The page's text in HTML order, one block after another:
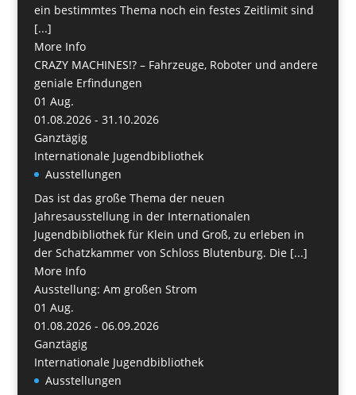
ein bestimmtes Thema noch ein festes Zeitlimit sind
[...]
More Info
CRAZY MACHINES!? – Fahrzeuge, Roboter und andere
geniale Erfindungen
01 Aug.
01.08.2026 - 31.10.2026
Ganztägig
Internationale Jugendbibliothek
Ausstellungen
Das ist das große Thema der neuen
Jahresausstellung in der Internationalen
Jugendbibliothek für Klein und Groß, zu erleben in
der Schatzkammer von Schloss Blutenburg. Die [...]
More Info
Ausstellung: Am großen Strom
01 Aug.
01.08.2026 - 06.09.2026
Ganztägig
Internationale Jugendbibliothek
Ausstellungen